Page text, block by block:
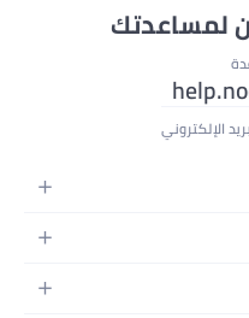
لمساعدتك
الإلكتروني